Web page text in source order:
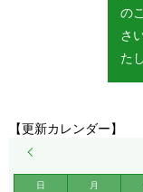
の
さ
た
【更新カレンダー】
日 月